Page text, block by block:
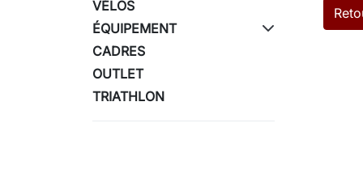
VÉLOS
ÉQUIPEMENT
CADRES
OUTLET
TRIATHLON